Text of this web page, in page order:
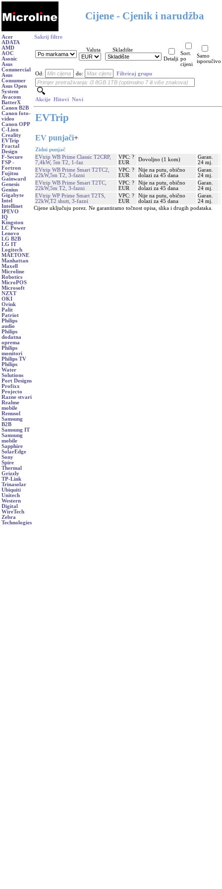
Cijene - Cjenik i narudžba
Acer
ADATA
AMD
AOC
Asonic
Asus
Commercial
Asus
Consumer
Asus Open
System
Avacom
BatterX
Canon B2B
Canon foto-
video
Canon OPP
C-Lion
Creality
EVTrip
Fractal
Design
F-Secure
FSP -
Fortron
Fujitsu
Gainward
Genesis
Genius
Gigabyte
Intel
Intellinet
IPEVO
IQ
Kingston
LC Power
Lenovo
LG B2B
LG IT
Logitech
MAETONE
Manhattan
Maxell
Microline
Robotics
MicroPOS
Microsoft
NZXT
OKI
Orink
Palit
Patriot
Philips
audio
Philips
dodatna
oprema
Philips
monitori
Philips TV
Philips
Water
Solutions
Port Designs
Profixx
Projecto
Razne stvari
Realme
mobile
Renusol
Samsung
B2B
Samsung IT
Samsung
mobile
Sapphire
SolarEdge
Sony
Spire
Thermal
Grizzly
TP-Link
Trinasolar
Ubiquiti
Unitech
Western
Digital
WireTech
Zebra
Technologies
Sakrij filtre
Valuta
Skladište
Detalji
Sort.
po
cijeni
Samo
isporučivo
Od: do: Filtriraj grupu
Akcije Hitovi Novi
EVTrip
EV punjači+
Zidni punjač
EVtrip WB Prime Classic T2CRP,
7,4kW, 5m T2, 1-faz
VPC: ?
EUR
Dovoljno (1 kom)
Garan.
24 mj.
EVtrip WB Prime Smart T2TC2,
22kW,5m T2, 3-fazni
VPC: ?
EUR
Nije na putu, obično
dolazi za 45 dana
Garan.
24 mj.
EVtrip WB Prime Smart T2TC,
22kW,5m T2, 3-fazni
VPC: ?
EUR
Nije na putu, obično
dolazi za 45 dana
Garan.
24 mj.
EVtrip WP Prime Smart T2TS,
22kW,T2 shutt, 3-fazni
VPC: ?
EUR
Nije na putu, obično
dolazi za 45 dana
Garan.
24 mj.
Cijene uključuju porez. Ne garantiramo točnost opisa, slika i drugih podataka.